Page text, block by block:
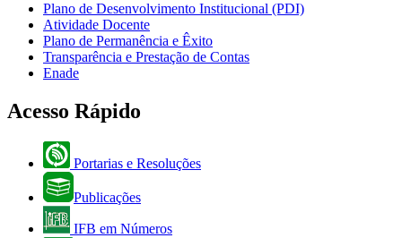
Plano de Desenvolvimento Institucional (PDI)
Atividade Docente
Plano de Permanência e Êxito
Transparência e Prestação de Contas
Enade
Acesso Rápido
Portarias e Resoluções
Publicações
IFB em Números